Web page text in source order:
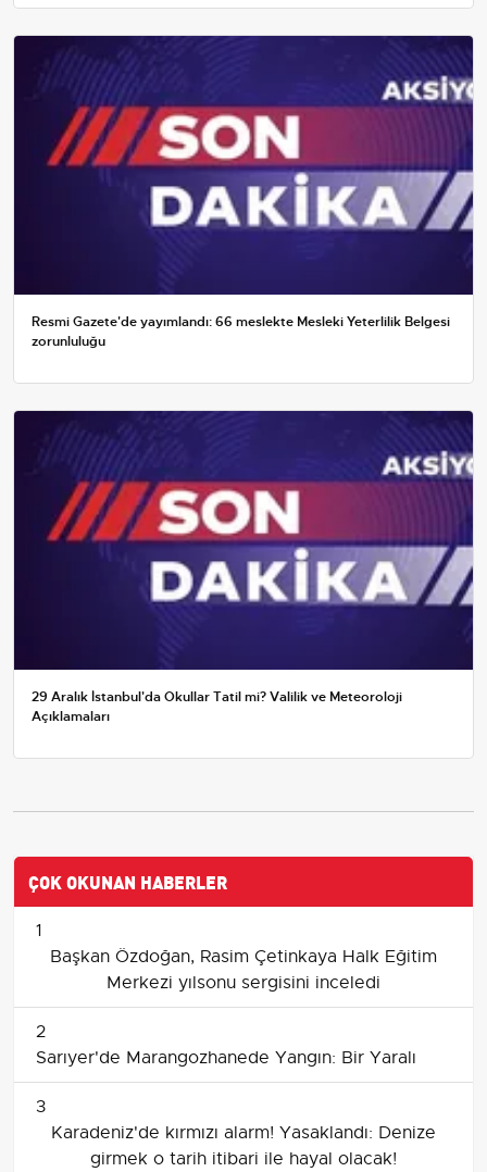
Resmi Gazete'de yayımlandı: 66 meslekte Mesleki Yeterlilik Belgesi
zorunluluğu
29 Aralık İstanbul'da Okullar Tatil mi? Valilik ve Meteoroloji
Açıklamaları
ÇOK OKUNAN HABERLER
1
Başkan Özdoğan, Rasim Çetinkaya Halk Eğitim
Merkezi yılsonu sergisini inceledi
2
Sarıyer'de Marangozhanede Yangın: Bir Yaralı
3
Karadeniz'de kırmızı alarm! Yasaklandı: Denize
girmek o tarih itibari ile hayal olacak!